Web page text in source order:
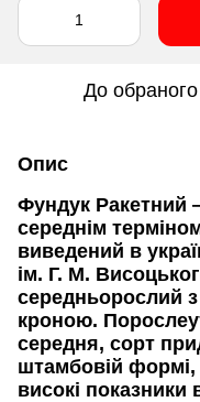
До обраного
Опис
Фундук Ракетний
середнім
виведений в
ім. Г. М.
середньорослий
кроною.
середня, сорт
штамбовій формі,
високі показники